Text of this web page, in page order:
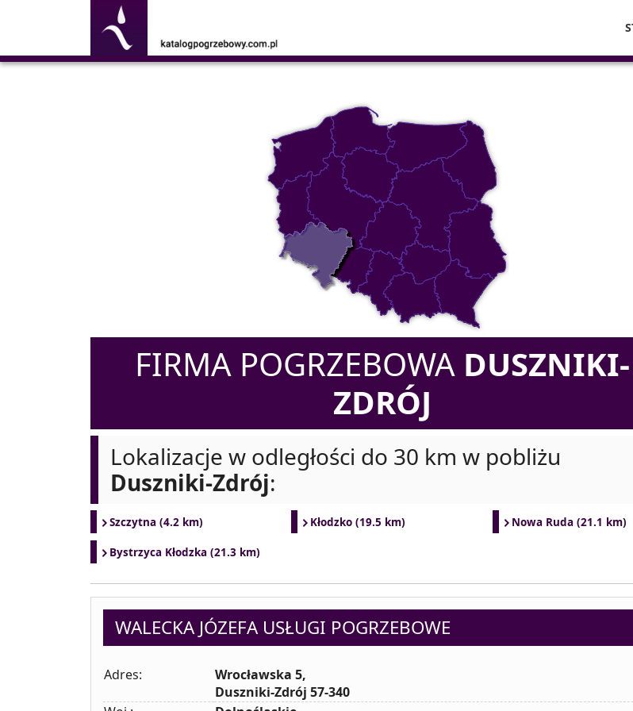
FIRMA POGRZEBOWA DUSZNIKI-
ZDRÓJ
Lokalizacje w odległości do 30 km w pobliżu
Duszniki-Zdrój:
Szczytna (4.2 km) Kłodzko (19.5 km) Nowa Ruda (21.1 km)
Bystrzyca Kłodzka (21.3 km)
WALECKA JÓZEFA USŁUGI POGRZEBOWE
Adres:
Wrocławska 5,
Duszniki-Zdrój 57-340